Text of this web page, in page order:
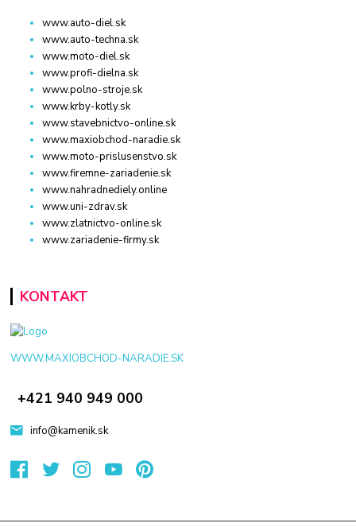
www.auto-diel.sk
www.auto-techna.sk
www.moto-diel.sk
www.profi-dielna.sk
www.polno-stroje.sk
www.krby-kotly.sk
www.stavebnictvo-online.sk
www.maxiobchod-naradie.sk
www.moto-prislusenstvo.sk
www.firemne-zariadenie.sk
www.nahradnediely.online
www.uni-zdrav.sk
www.zlatnictvo-online.sk
www.zariadenie-firmy.sk
KONTAKT
WWW.MAXIOBCHOD-NARADIE.SK
+421 940 949 000
info@kamenik.sk